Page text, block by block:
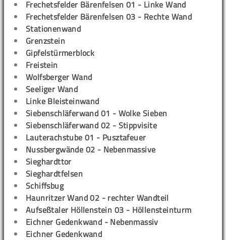
Frechetsfelder Bärenfelsen 01 - Linke Wand
Frechetsfelder Bärenfelsen 03 - Rechte Wand
Stationenwand
Grenzstein
Gipfelstürmerblock
Freistein
Wolfsberger Wand
Seeliger Wand
Linke Bleisteinwand
Siebenschläferwand 01 - Wolke Sieben
Siebenschläferwand 02 - Stippvisite
Lauterachstube 01 - Pusztafeuer
Nussbergwände 02 - Nebenmassive
Sieghardttor
Sieghardtfelsen
Schiffsbug
Haunritzer Wand 02 - rechter Wandteil
Aufseßtaler Höllenstein 03 - Höllensteinturm
Eichner Gedenkwand - Nebenmassiv
Eichner Gedenkwand